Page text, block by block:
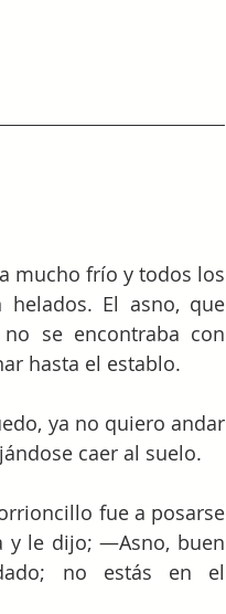
mucho frío y todos los
helados. El asno, que
no se encontraba con
hasta el establo.
ya no quiero andar
caer al suelo.
fue a posarse
y le dijo; —Asno, buen
no estás en el